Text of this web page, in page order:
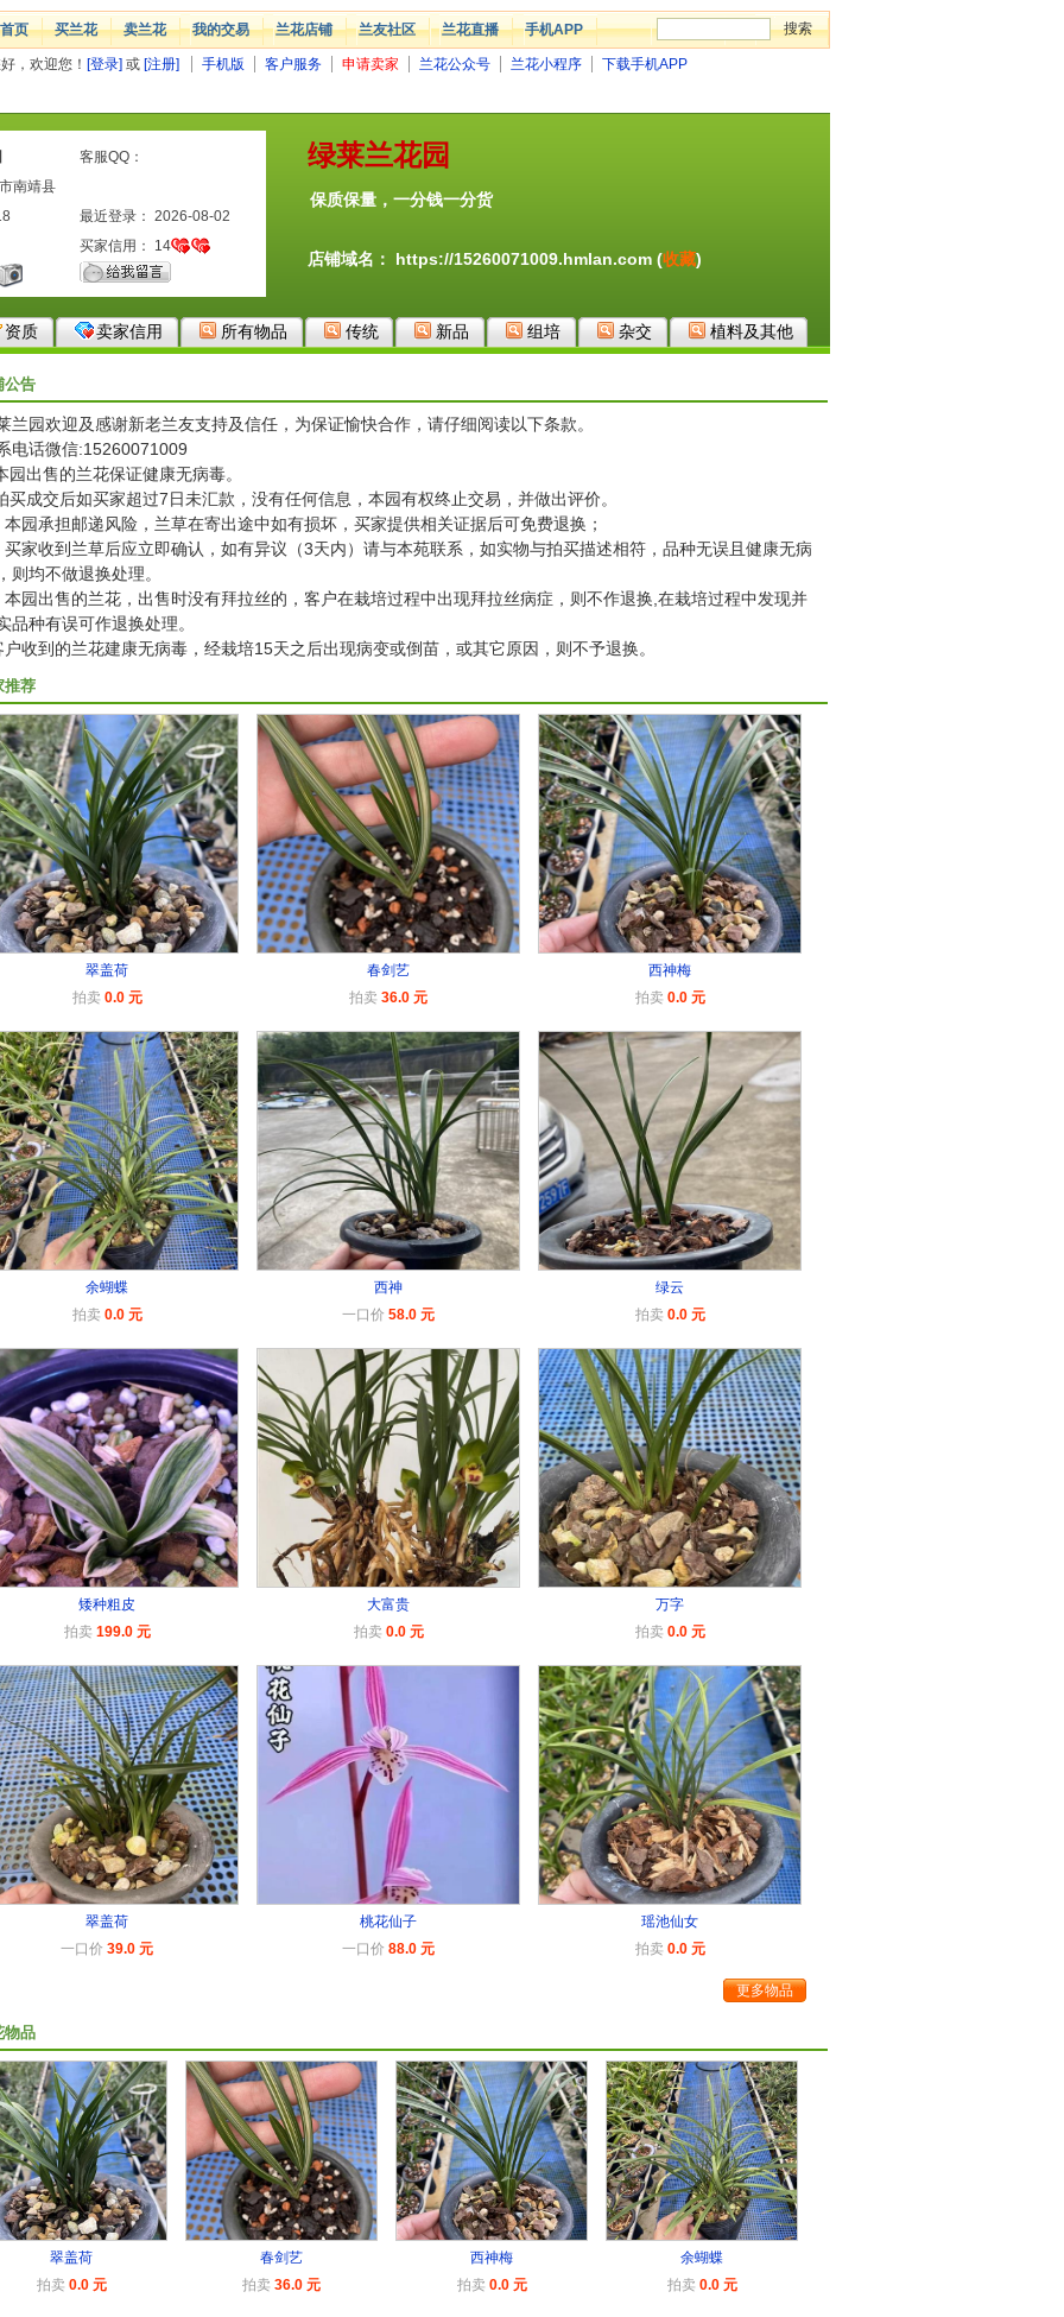
首页 买兰花 卖兰花 我的交易 兰花店铺 兰友社区 兰花直播 手机APP
，欢迎您！ [登录] 或 [注册] 手机版 客户服务 申请卖家 兰花公众号 兰花小程序 下载手机APP
绿莱兰花园
保质保量，一分钱一分货
店铺域名： https://15260071009.hmlan.com (收藏)
客服QQ：
南靖县
最近登录： 2026-08-02
买家信用： 14
资质 卖家信用 所有物品 传统 新品 组培 杂交 植料及其他
公告
兰园欢迎及感谢新老兰友支持及信任，为保证愉快合作，请仔细阅读以下条款。
电话微信:15260071009
园出售的兰花保证健康无病毒。
买成交后如买家超过7日未汇款，没有任何信息，本园有权终止交易，并做出评价。
本园承担邮递风险，兰草在寄出途中如有损坏，买家提供相关证据后可免费退换；
买家收到兰草后应立即确认，如有异议（3天内）请与本苑联系，如实物与拍买描述相符，品种无误且健康无病
则均不做退换处理。
本园出售的兰花，出售时没有拜拉丝的，客户在栽培过程中出现拜拉丝病症，则不作退换,在栽培过程中发现并
品种有误可作退换处理。
户收到的兰花建康无病毒，经栽培15天之后出现病变或倒苗，或其它原因，则不予退换。
推荐
翠盖荷
拍卖 0.0 元
春剑艺
拍卖 36.0 元
西神梅
拍卖 0.0 元
余蝴蝶
拍卖 0.0 元
西神
一口价 58.0 元
绿云
拍卖 0.0 元
矮种粗皮
拍卖 199.0 元
大富贵
拍卖 0.0 元
万字
拍卖 0.0 元
翠盖荷
一口价 39.0 元
桃花仙子
一口价 88.0 元
瑶池仙女
拍卖 0.0 元
更多物品
物品
翠盖荷
拍卖 0.0 元
春剑艺
拍卖 36.0 元
西神梅
拍卖 0.0 元
余蝴蝶
拍卖 0.0 元